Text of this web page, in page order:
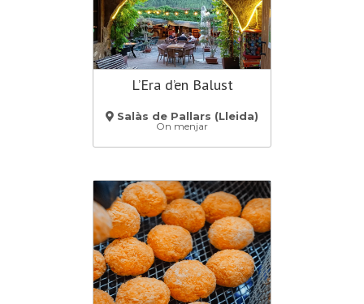
L’Era d’en Balust
Salàs de Pallars (Lleida)
On menjar